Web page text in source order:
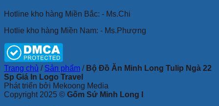
Hotline kho hàng Miền Bắc: - Ms.Chi
Hotlie kho hàng Miền Nam: - Ms.Phượng
Trang chủ / Sản phẩm / Bộ Đồ Ăn Minh Long Tulip Ngà 22
Sp Giá In Logo Travel
Phát triển bởi Mekoong Media
Copyright 2025 © Gốm Sứ Minh Long I